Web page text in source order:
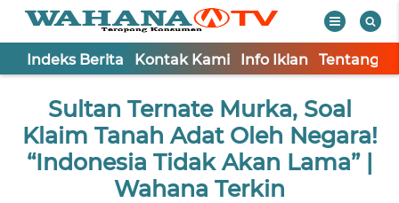
Indeks Berita Kontak Kami Info Iklan Tentang
Sultan Ternate Murka, Soal
Klaim Tanah Adat Oleh Negara!
“Indonesia Tidak Akan Lama” |
Wahana Terkin
TV
Tutup
Informasi